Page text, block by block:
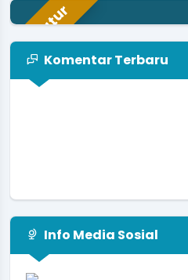
AparaturKomentar Terbaru
Info Media Sosial